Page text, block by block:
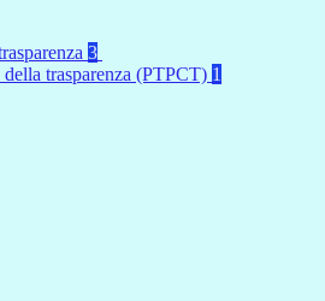
3
trasparenza (PTPCT) 1